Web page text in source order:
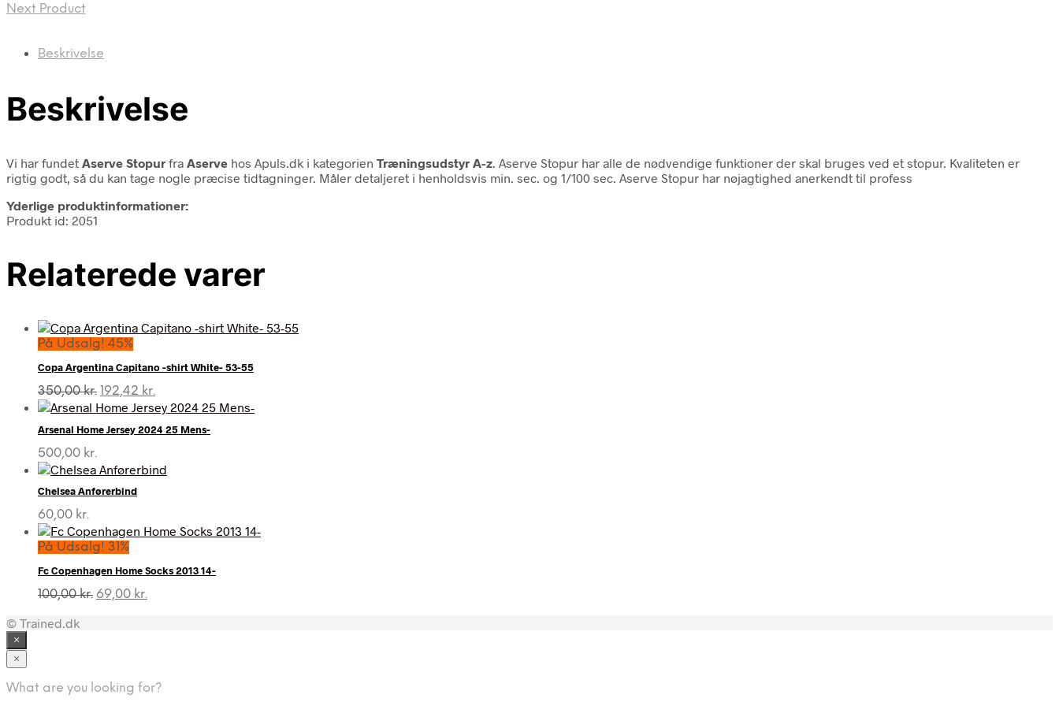
Next Product
Beskrivelse
Beskrivelse
Vi har fundet Aserve Stopur fra Aserve hos Apuls.dk i kategorien Træningsudstyr A-z . Aserve Stopur har alle de nødvendige funktioner der skal bruges ved et stopur. Kvaliteten er
rigtig godt, så du kan tage nogle præcise tidtagninger. Måler detaljeret i henholdsvis min. sec. og 1/100 sec. Aserve Stopur har nøjagtighed anerkendt til profess
Yderlige produktinformationer:
Produkt id: 2051
Relaterede varer
På Udsalg! 45%
Copa Argentina Capitano -shirt White- 53-55
350,00kr. Den
oprindelige
var:
192,42 kr.
aktuelle
er:
Arsenal Home Jersey 2024 25 Mens-
500,00 kr.
Chelsea Anførerbind
60,00 kr.
På Udsalg! 31%
Fc Copenhagen Home Socks 2013 14-
100,00kr. Den
69,00 kr.
© Trained.dk
×
×
What are you looking for?